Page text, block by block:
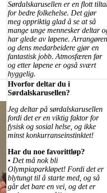
Sørdalskarusellen er en flott
for bedre folkehelse. Det gjør
meg oppriktig glad å se at så
mange unge mennesker deltar
har glede av løpene. Arrangøren
og dens medarbeidere gjør en
fantastisk jobb. Atmosfæren før
og etter løpene er også svært
hyggelig.
Hvorfor deltar du i
Sørdalskarusellen?
Jeg deltar på sørdalskarusellen
fordi det er en viktig faktor for
fysisk og sosial helse, og ikke
minst konkurranseinstinktet!
Har du noe favorittløp?
• Det må nok bli
Olympiaparkløpet! Fordi det er
blytungt til å starte med, og så
går det bare en vei, og det er